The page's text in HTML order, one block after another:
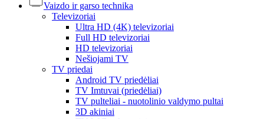
Vaizdo ir garso technika
Televizoriai
Ultra HD (4K) televizoriai
Full HD televizoriai
HD televizoriai
Nešiojami TV
TV priedai
Android TV priedėliai
TV Imtuvai (priedėliai)
TV pulteliai - nuotolinio valdymo pultai
3D akiniai